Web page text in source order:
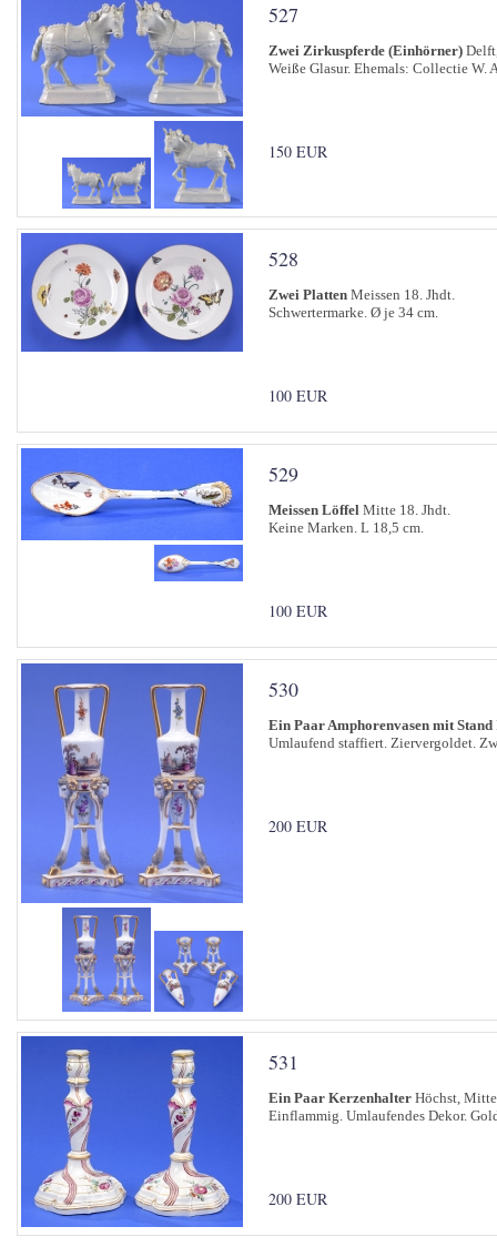
527
Zwei Zirkuspferde (Einhörner)
Weiße Glasur. Ehemals: Collectie W.
150 EUR
528
Zwei Platten Meissen 18. Jhdt.
Schwertermarke. Ø je 34 cm.
100 EUR
529
Meissen Löffel Mitte 18. Jhdt.
Keine Marken. L 18,5 cm.
100 EUR
530
Ein Paar Amphorenvasen mit Stand
Umlaufend staffiert. Ziervergoldet.
200 EUR
531
Ein Paar Kerzenhalter Höchst,
Einflammig. Umlaufendes Dekor.
200 EUR